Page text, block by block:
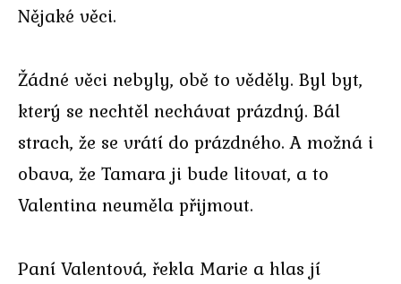
Nějaké věci.
Žádné věci nebyly, obě to věděly. Byl byt,
který se nechtěl nechávat prázdný. Bál
strach, že se vrátí do prázdného. A možná i
obava, že Tamara ji bude litovat, a to
Valentina neuměla přijmout.
Paní Valentová, řekla Marie a hlas jí